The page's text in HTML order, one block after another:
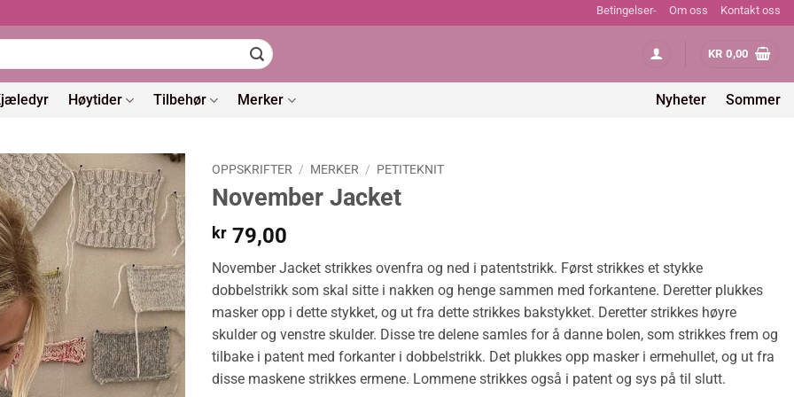
Betingelser- Om oss Kontakt oss
KR 0,00
Høytider Tilbehør Merker Nyheter Sommer
OPPSKRIFTER / MERKER / PETITEKNIT
November Jacket
kr 79,00
November Jacket strikkes ovenfra og ned i patentstrikk. Først strikkes et stykke
dobbelstrikk som skal sitte i nakken og henge sammen med forkantene. Deretter plukkes
masker opp i dette stykket, og ut fra dette strikkes bakstykket. Deretter strikkes høyre
skulder og venstre skulder. Disse tre delene samles for å danne bolen, som strikkes frem og
tilbake i patent med forkanter i dobbelstrikk. Det plukkes opp masker i ermehullet, og ut fra
disse maskene strikkes ermene. Lommene strikkes også i patent og sys på til slutt.